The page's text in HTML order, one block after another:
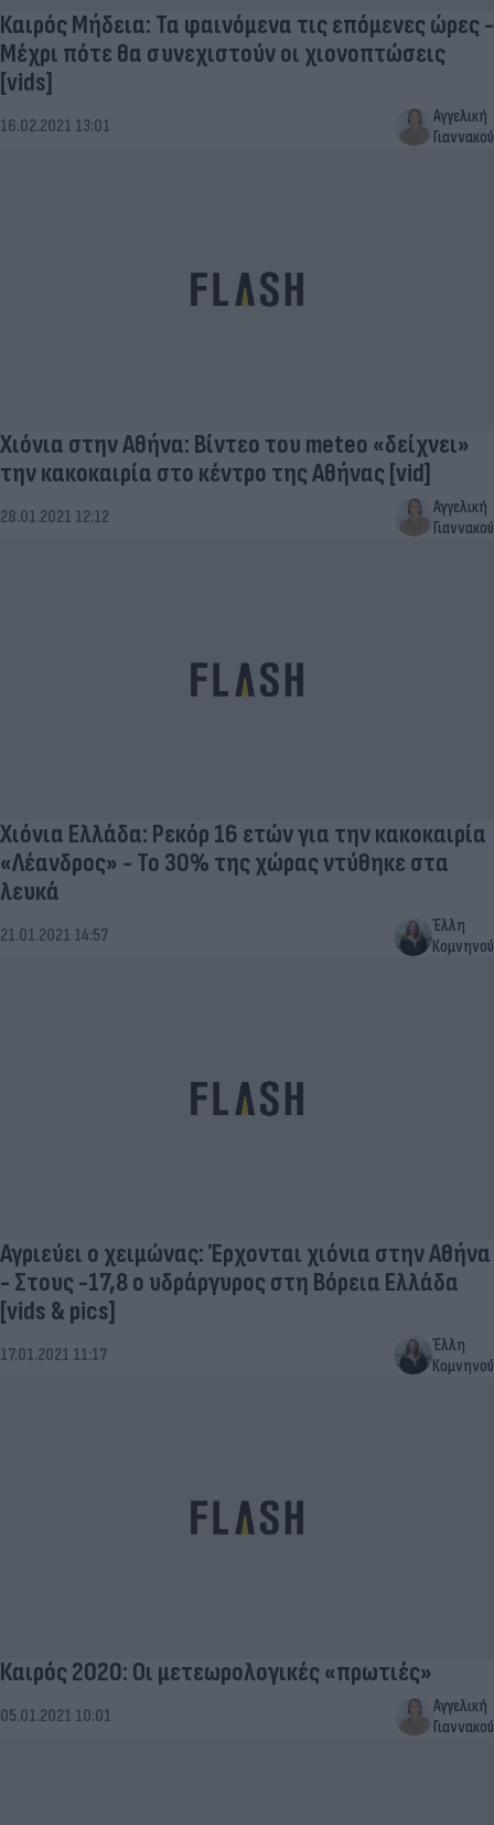
Καιρός Μήδεια: Τα φαινόμενα τις επόμενες ώρες -
Μέχρι πότε θα συνεχιστούν οι χιονοπτώσεις
[vids]
16.02.2021 13:01
Αγγελική
Γιαννακού
Χιόνια στην Αθήνα: Βίντεο του meteo «δείχνει»
την κακοκαιρία στο κέντρο της Αθήνας [vid]
28.01.2021 12:12
Αγγελική
Γιαννακού
Χιόνια Ελλάδα: Ρεκόρ 16 ετών για την κακοκαιρία
«Λέανδρος» - Το 30% της χώρας ντύθηκε στα
λευκά
21.01.2021 14:57
Έλλη
Κομνηνού
Αγριεύει ο χειμώνας: Έρχονται χιόνια στην Αθήνα
- Στους -17,8 ο υδράργυρος στη Βόρεια Ελλάδα
[vids & pics]
17.01.2021 11:17
Έλλη
Κομνηνού
Καιρός 2020: Οι μετεωρολογικές «πρωτιές»
05.01.2021 10:01
Αγγελική
Γιαννακού